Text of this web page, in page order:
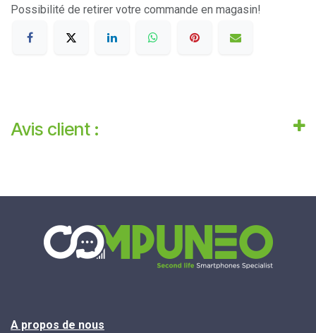
Possibilité de retirer votre commande en magasin!
Avis client :
A propos de nous